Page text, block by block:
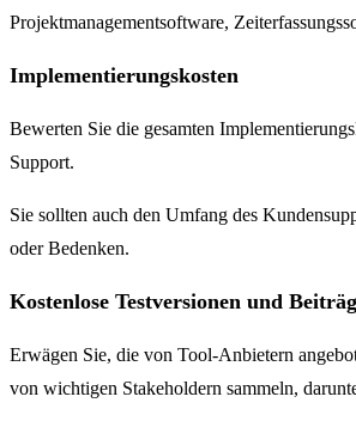
Projektmanagementsoftware,
Implementierungskosten
Bewerten Sie die gesamten
Support.
Sie sollten auch den Umfang des
oder Bedenken.
Kostenlose Testversionen und
Erwägen Sie, die von Tool-Anbietern
von wichtigen Stakeholdern sammeln,